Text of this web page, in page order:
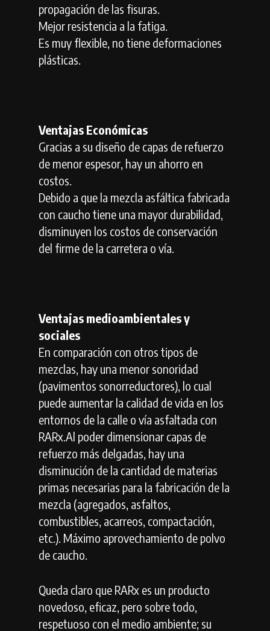
propagación de las fisuras.
Mejor resistencia a la fatiga.
Es muy flexible, no tiene deformaciones
plásticas.
Ventajas Económicas
Gracias a su diseño de capas de refuerzo
de menor espesor, hay un ahorro en
costos.
Debido a que la mezcla asfáltica fabricada
con caucho tiene una mayor durabilidad,
disminuyen los costos de conservación
del firme de la carretera o vía.
Ventajas medioambientales y
sociales
En comparación con otros tipos de
mezclas, hay una menor sonoridad
(pavimentos sonorreductores), lo cual
puede aumentar la calidad de vida en los
entornos de la calle o vía asfaltada con
RARx.Al poder dimensionar capas de
refuerzo más delgadas, hay una
disminución de la cantidad de materias
primas necesarias para la fabricación de la
mezcla (agregados, asfaltos,
combustibles, acarreos, compactación,
etc.). Máximo aprovechamiento de polvo
de caucho.
Queda claro que RARx es un producto
novedoso, eficaz, pero sobre todo,
respetuoso con el medio ambiente; su